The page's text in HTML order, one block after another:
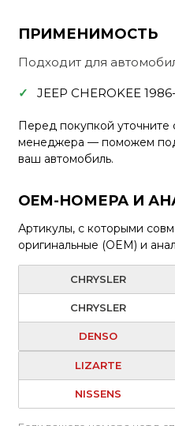
ПРИМЕНИМОСТЬ
Подходит для
JEEP CHEROKEE
Перед покупкой уточните
менеджера — поможем
ваш автомобиль.
OEM-НОМЕРА И
Артикулы, с которыми
оригинальные (OEM) и
CHRYSLER
CHRYSLER
DENSO
LIZARTE
NISSENS